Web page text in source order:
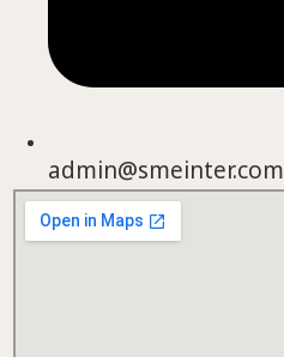
admin@smeinter.com